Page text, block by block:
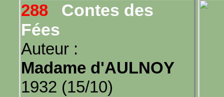
288
Contes des
Fées
Auteur :
Madame d'AULNOY
1932 (15/10)